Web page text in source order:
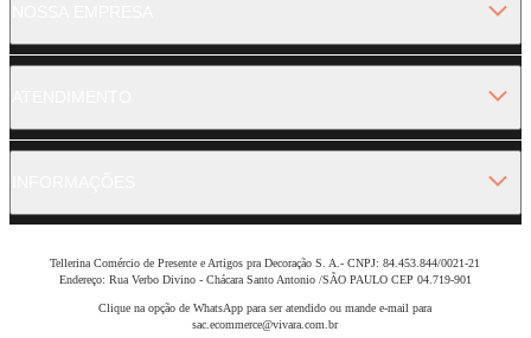
Tellerina Comércio de Presente e Artigos pra Decoração S. A.- CNPJ: 84.453.844/0021-21
Endereço: Rua Verbo Divino - Chácara Santo Antonio /SÃO PAULO CEP 04.719-901
Clique na opção de WhatsApp para ser atendido ou mande e-mail para
sac.ecommerce@vivara.com.br